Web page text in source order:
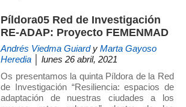
Píldora05 Red de Investigación
RE-ADAP: Proyecto FEMENMAD
Andrés Viedma Guiardy Marta Gayoso
Heredia │ lunes 26 abril, 2021
Os presentamos la quinta Píldora de la Red
de Investigación “Resiliencia: espacios de
adaptación de nuestras ciudades a los